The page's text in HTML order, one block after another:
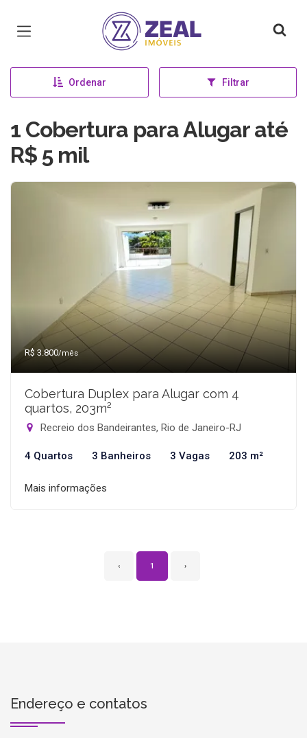
Página inicial
Ordenar Filtrar
1 Cobertura para Alugar até
R$ 5 mil
R$ 3.800/mês
Cobertura Duplex para Alugar com 4
quartos, 203m²
Recreio dos Bandeirantes, Rio de Janeiro-RJ
4 Quartos 3 Banheiros 3 Vagas 203 m²
Mais informações
‹ 1 ›
Endereço e contatos